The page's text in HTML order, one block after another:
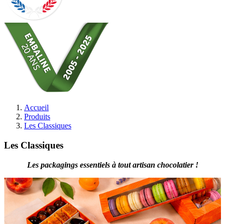
Accueil
Produits
Les Classiques
Les Classiques
Les packagings essentiels à tout artisan chocolatier !